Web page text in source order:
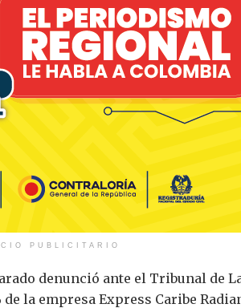
PUBLICITARIO
denunció ante el Tribunal de
la empresa Express Caribe